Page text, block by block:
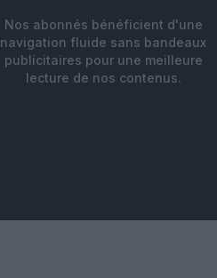
Nos abonnés bénéficient d'une
navigation fluide sans bandeaux
publicitaires pour une meilleure
lecture de nos contenus.